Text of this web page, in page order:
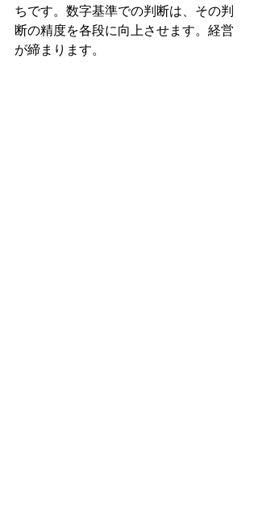
ちです。数字基準での判断は、その判
断の精度を各段に向上させます。経営
が締まります。